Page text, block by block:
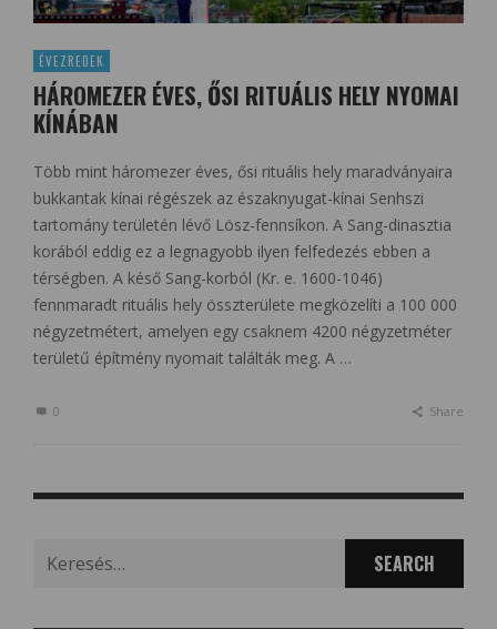
ÉVEZREDEK
HÁROMEZER ÉVES, ŐSI RITUÁLIS HELY NYOMAI
KÍNÁBAN
Több mint háromezer éves, ősi rituális hely maradványaira
bukkantak kínai régészek az északnyugat-kínai Senhszi
tartomány területén lévő Lösz-fennsíkon. A Sang-dinasztia
korából eddig ez a legnagyobb ilyen felfedezés ebben a
térségben. A késő Sang-korból (Kr. e. 1600-1046)
fennmaradt rituális hely összterülete megközelíti a 100 000
négyzetmétert, amelyen egy csaknem 4200 négyzetméter
területű építmény nyomait találták meg. A …
0 Share